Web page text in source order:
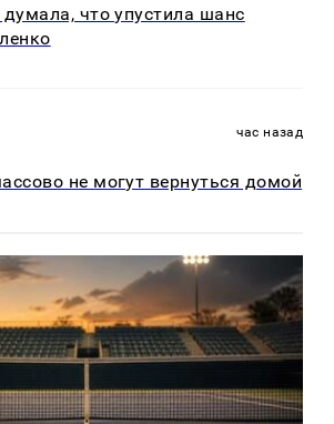
что упустила шанс
час назад
не могут вернуться домой